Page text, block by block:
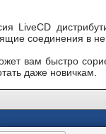
LiveCD
соединения в
вам быстро
даже новичкам.